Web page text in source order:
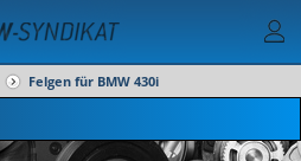
Felgen für BMW 430i